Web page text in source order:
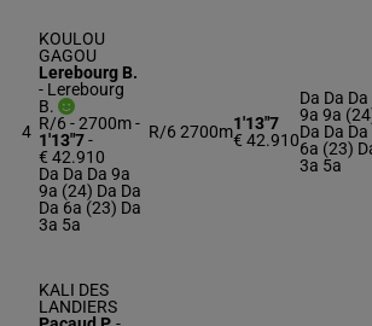
4
KOULOU
GAGOU
Lerebourg B.
- Lerebourg
B.
R/6 - 2700m-
1'13"7-
€ 42.910
Da Da Da 9a
9a (24) Da Da
Da 6a (23) Da
3a 5a
R/6 2700m1'13"7
€ 42.910
Da Da Da
9a 9a
Da Da Da
6a (23)
3a 5a
KALI DES
LANDIERS